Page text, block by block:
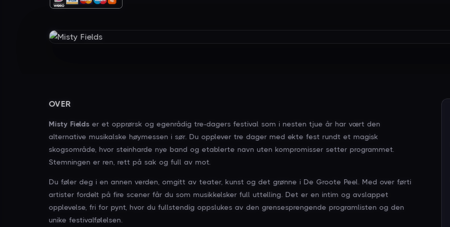
OVER
Misty Fields er et opprørsk og egenrådig tre-dagers festival som i nesten tjue år har vært den
alternative musikalske høymessen i sør. Du opplever tre dager med ekte fest rundt et magisk
skogsområde, hvor steinharde nye band og etablerte navn uten kompromisser setter programmet.
Stemningen er ren, rett på sak og full av mot.
Du føler deg i en annen verden, omgitt av teater, kunst og det grønne i De Groote Peel. Med over førti
artister fordelt på fire scener får du som musikkelsker full uttelling. Det er en intim og avslappet
opplevelse, fri for pynt, hvor du fullstendig oppslukes av den grensesprengende programlisten og den
unike festivalfølelsen.